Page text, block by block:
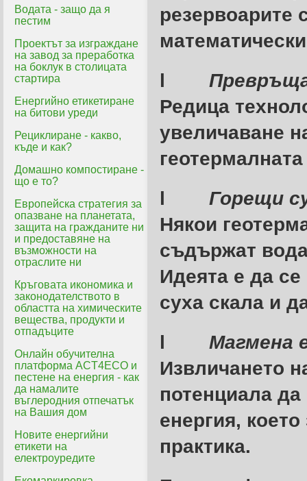
Водата - защо да я
пестим
Проектът за изграждане
на завод за преработка
на боклук в столицата
стартира
Енергийно етикетиране
на битови уреди
Рециклиране - какво,
къде и как?
Домашно компостиране -
що е то?
Eвропейска стратегия за
опазване на планетата,
защита на гражданите ни
и предоставяне на
възможности на
отраслите ни
Кръговата икономика и
законодателството в
областта на химическите
вещества, продукти и
отпадъците
Онлайн обучителна
платформа ACT4ECO и
пестене на енергия - как
да намалите
въглеродния отпечатък
на Вашия дом
Новите енергийни
етикети на
електроуредите
резервоарите
l
Редица
увеличаване
l Горещи
Някои
съдържат
Идеята е да
суха скала и
l Магмена
Извличането
потенциала
енергия,
практика.